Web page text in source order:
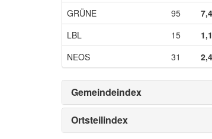
GRÜNE
95
LBL
15
NEOS
31
Gemeindeindex
Ortsteilindex